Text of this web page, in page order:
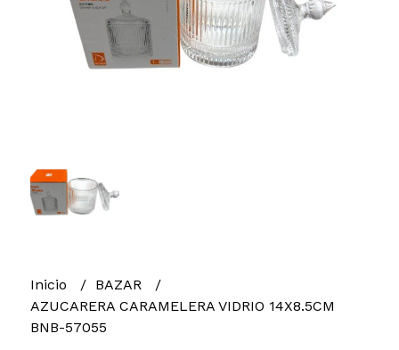
Inicio
BAZAR
AZUCARERA CARAMELERA VIDRIO 14X8.5CM
BNB-57055